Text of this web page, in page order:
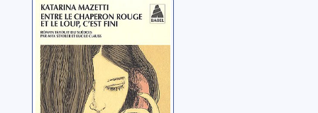
Entre le
chaperon rouge
et le loup, c'est
fini: roman
Mazetti, Katarina